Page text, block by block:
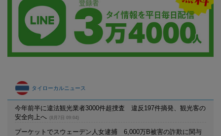
タイローカルニュース
今年前半に違法観光業者3000件超捜査 違反197件摘発、観光客の
安全向上へ
(8月7日 09:04)
プーケットでスウェーデン人女逮捕 6,000万B被害の詐欺に関与